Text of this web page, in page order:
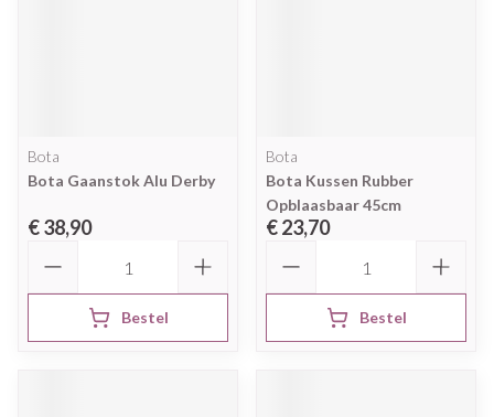
Bota
Bota Gaanstok Alu Derby
€ 38,90
Bestel
Bota
Bota Kussen Rubber
Opblaasbaar 45cm
€ 23,70
Bestel